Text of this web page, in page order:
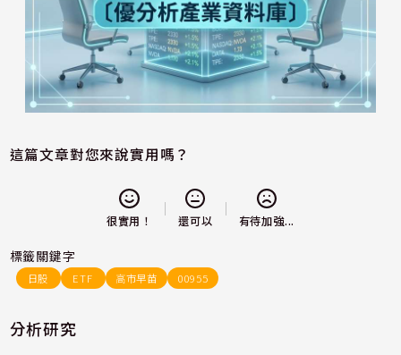
這篇文章對您來說實用嗎？
很實用！ 還可以 有待加強...
標籤關鍵字
日股 ETF 高市早苗 00955
分析研究